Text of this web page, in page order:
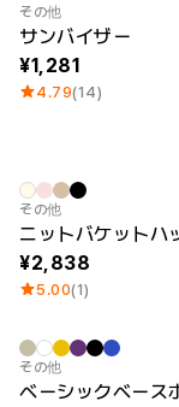
その他
サンバイザー
1,281
4.79(14)
刺繍
その他
ニットバケットハ
2,838
5.00(1)
最小注文数量 30個
その他